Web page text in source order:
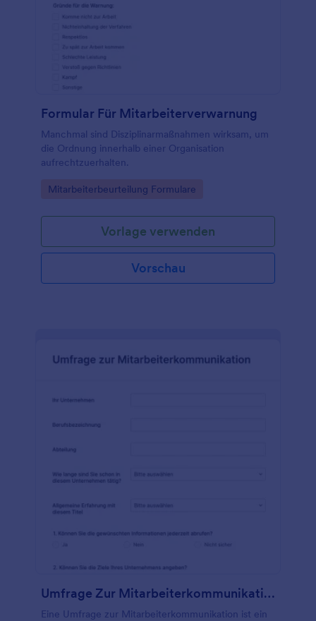
Formular Für Mitarbeiterverwarnung
Manchmal sind Disziplinarmaßnahmen wirksam, um
die Ordnung innerhalb einer Organisation
aufrechtzuerhalten.
Go to Category:
Mitarbeiterbeurteilung Formulare
Vorlage verwenden
Vorschau
Umfrage Zur Mitarbeiterkommunikation
Eine Umfrage zur Mitarbeiterkommunikation ist ein